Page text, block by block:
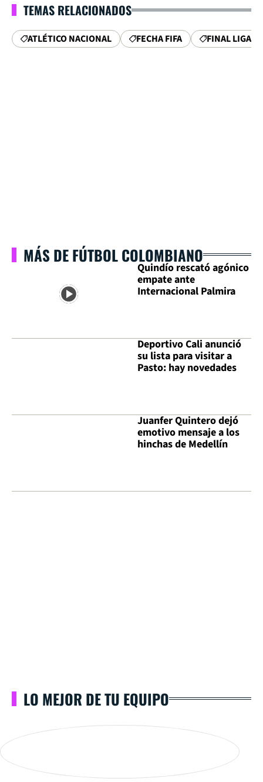
TEMAS RELACIONADOS
ATLÉTICO NACIONAL FECHA FIFA FINAL LIGA
MÁS DE FÚTBOL COLOMBIANO
Quindío rescató agónico
empate ante
Internacional Palmira
Deportivo Cali anunció
su lista para visitar a
Pasto: hay novedades
Juanfer Quintero dejó
emotivo mensaje a los
hinchas de Medellín
LO MEJOR DE TU EQUIPO